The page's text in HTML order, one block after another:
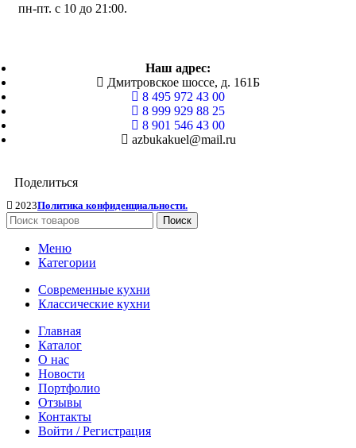
пн-пт. с 10 до 21:00.
Наш адрес:
Дмитровское шоссе, д. 161Б
8 495 972 43 00
8 999 929 88 25
8 901 546 43 00
azbukakuel@mail.ru
Поделиться
2023Политика конфиденциальности.
Поиск
Меню
Категории
Современные кухни
Классические кухни
Главная
Каталог
О нас
Новости
Портфолио
Отзывы
Контакты
Войти / Регистрация